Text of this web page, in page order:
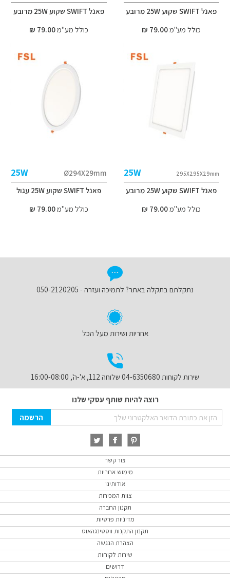
פאנל SWIFT שקוע 25W מרובע
כולל מע"מ79.00 ₪
פאנל SWIFT שקוע 25W מרובע
כולל מע"מ79.00 ₪
295X295X29mm
25W
פאנל SWIFT שקוע 25W מרובע
כולל מע"מ79.00 ₪
Ø294X29mm
25W
פאנל SWIFT שקוע 25W עגול
כולל מע"מ79.00 ₪
נתקלתם בתקלה באתר? לתמיכה ועזרה - 050-2120205
אחריות ושירות מעל הכל
שירות לקוחות 04-6350680 שלוחה 112, א'-ה', 16:00-08:00
רוצה להיות שותף עסקי שלנו
Sign
Up
Newsletter:
הרשמה
צור קשר
מימוש אחריות
אודותינו
צוות המכירות
תקנון החברה
מדיניות פרטיות
תקנון התקנות ווסטינגהאוס
הצהרת הנגשה
שירות לקוחות
דרושים